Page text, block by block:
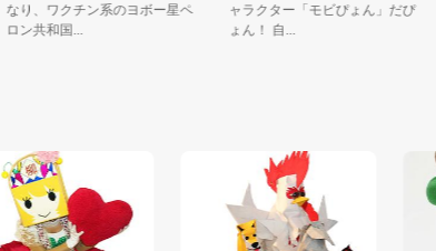
なり、ワクチン系のヨボー星ペ
ロン共和国...
ャラクター「モビぴょん」だぴ
ょん！ 自...